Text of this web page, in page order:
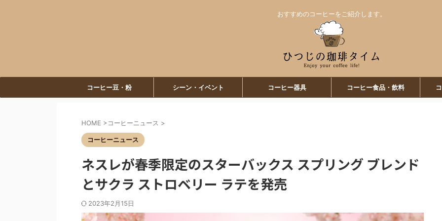
おすすめのコーヒーをご紹介します。
コーヒー豆・粉 シーン・イベント コーヒー器具 コーヒー食品・飲料
HOME >コーヒーニュース >
コーヒーニュース
ネスレが春季限定のスターバックス スプリング ブレンド
とサクラ ストロベリー ラテを発売
2023年2月15日